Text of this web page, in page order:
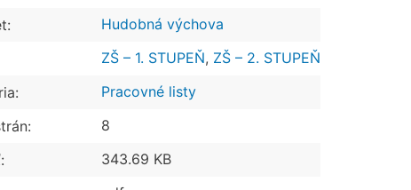
Hudobná výchova
ZŠ – 1. STUPEŇ, ZŠ – 2. STUPEŇ
Pracovné listy
8
343.69 KB